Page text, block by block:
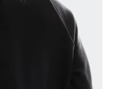
larga ao longo dos pontos